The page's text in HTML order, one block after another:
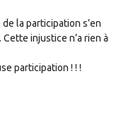
la participation s’en
injustice n’a rien à
participation ! ! !